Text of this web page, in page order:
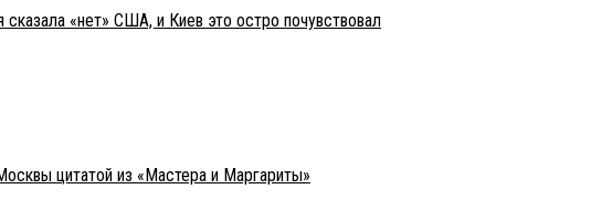
«нет» США, и Киев это остро почувствовал
цитатой из «Мастера и Маргариты»